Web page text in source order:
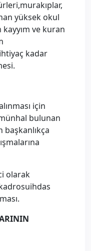
yüksek okul
ve kuran
kadar
için
bulunan
olarak